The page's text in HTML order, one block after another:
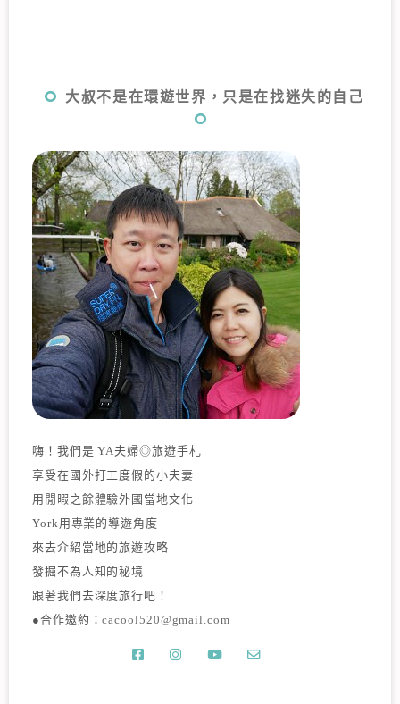
大叔不是在環遊世界，只是在找迷失的自己
嗨！我們是 YA夫婦◎旅遊手札
享受在國外打工度假的小夫妻
用閒暇之餘體驗外國當地文化
York用專業的導遊角度
來去介紹當地的旅遊攻略
發掘不為人知的秘境
跟著我們去深度旅行吧！
●合作邀約：cacool520@gmail.com